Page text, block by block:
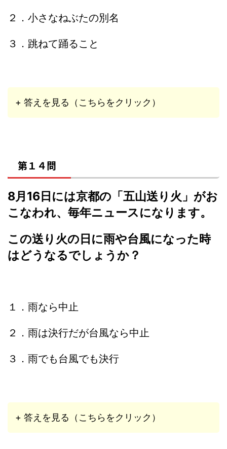
２．小さなねぶたの別名
３．跳ねて踊ること
+ 答えを見る（こちらをクリック）
第１４問
8月16日には京都の「五山送り火」がお
こなわれ、毎年ニュースになります。
この送り火の日に雨や台風になった時
はどうなるでしょうか？
１．雨なら中止
２．雨は決行だが台風なら中止
３．雨でも台風でも決行
+ 答えを見る（こちらをクリック）